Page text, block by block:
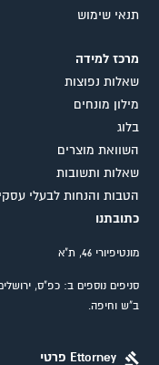
תנאי שימוש
מרכז למידה
שאלות נפוצות
מילון מונחים
בלוג
השוואת מוצרים
שאלות ותשובות
הטבות והנחות לבעלי
כתובתנו
מונטיפיורי 46, ת"א
סניפים נוספים ב: כפ"ס,
ב"ש וחיפה.
Ettorney פרטי